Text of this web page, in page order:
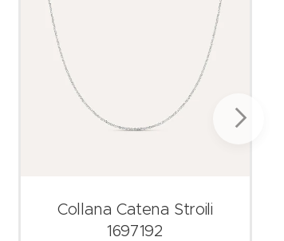
Collana Catena Stroili
1697192